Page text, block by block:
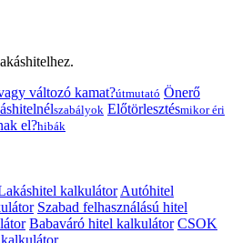
változó kamat?útmutató Önerő
szabályok Előtörlesztésmikor éri
el?hibák
kalkulátor Autóhitel
Szabad felhasználású hitel
Babaváró hitel kalkulátor CSOK